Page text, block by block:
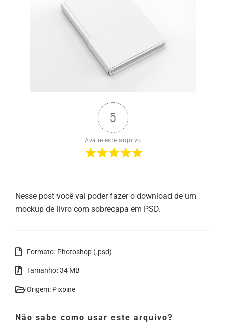
5
Avalie este arquivo
Nesse post você vai poder fazer o download de um
mockup de livro com sobrecapa em PSD.
Formato: Photoshop (.psd)
Tamanho: 34 MB
Origem: Pixpine
Não sabe como usar este arquivo?